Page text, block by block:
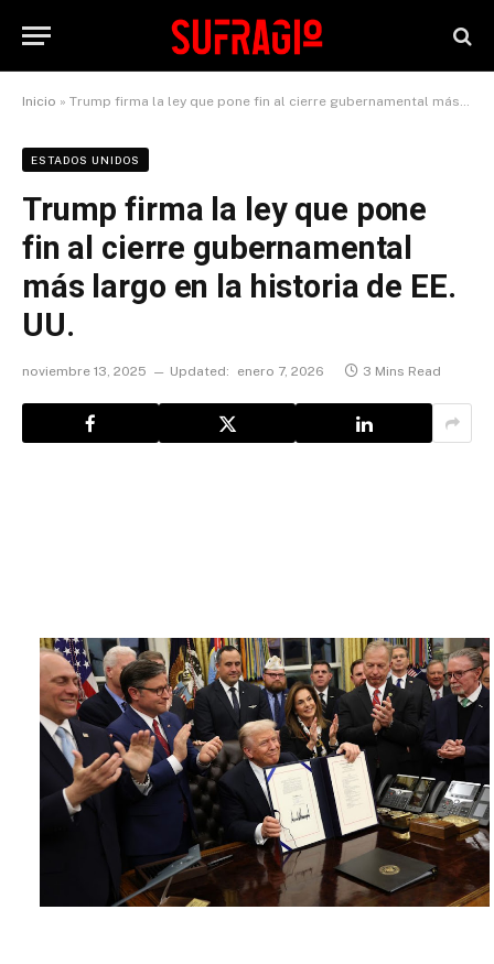
Inicio » Trump firma la ley que pone fin al cierre gubernamental más largo en la historia de EE. UU.
ESTADOS UNIDOS
Trump firma la ley que pone
fin al cierre gubernamental
más largo en la historia de EE.
UU.
noviembre 13, 2025 Updated: enero 7, 2026 3 Mins Read